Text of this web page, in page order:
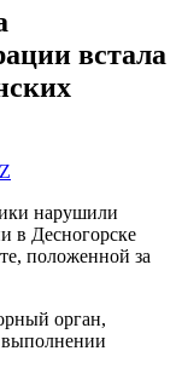
встала
нарушили
в Десногорске
положенной за
орган,